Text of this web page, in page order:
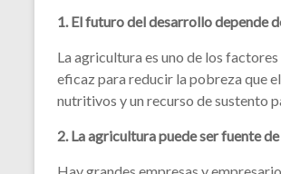
1. El futuro del desarrollo depende
La agricultura es uno de los
eficaz para reducir la pobreza que
nutritivos y un recurso de sustento
2. La agricultura puede ser fuente